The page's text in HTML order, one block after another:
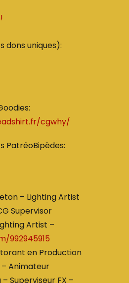
dons uniques):
cgwhy/
PatréoBipèdes:
– Lighting Artist
Supervisor
Artist –
992945915
en Production
– Animateur
– Superviseur FX –